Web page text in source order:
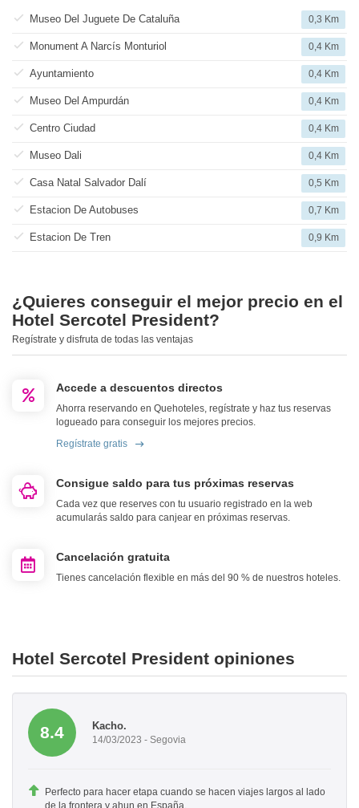
Museo Del Juguete De Cataluña 0,3 Km
Monument A Narcís Monturiol 0,4 Km
Ayuntamiento 0,4 Km
Museo Del Ampurdán 0,4 Km
Centro Ciudad 0,4 Km
Museo Dali 0,4 Km
Casa Natal Salvador Dalí 0,5 Km
Estacion De Autobuses 0,7 Km
Estacion De Tren 0,9 Km
¿Quieres conseguir el mejor precio en el
Hotel Sercotel President?
Regístrate y disfruta de todas las ventajas
Accede a descuentos directos
Ahorra reservando en Quehoteles, regístrate y haz tus reservas
logueado para conseguir los mejores precios.
Regístrate gratis
Consigue saldo para tus próximas reservas
Cada vez que reserves con tu usuario registrado en la web
acumularás saldo para canjear en próximas reservas.
Cancelación gratuita
Tienes cancelación flexible en más del 90 % de nuestros hoteles.
Hotel Sercotel President opiniones
8.4 Kacho.
14/03/2023 - Segovia
Perfecto para hacer etapa cuando se hacen viajes largos al lado
de la frontera y ahun en España.